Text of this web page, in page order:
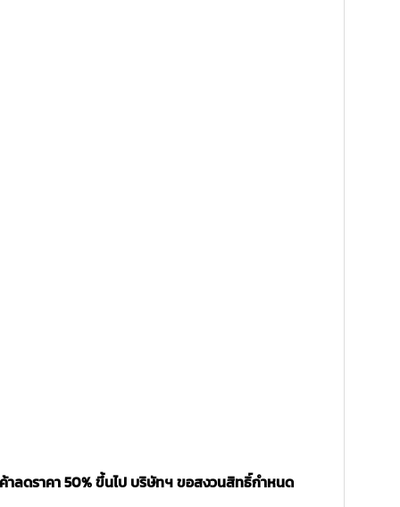
ลดราคา 50% ขึ้นไป บริษัทฯ ขอสงวนสิทธิ์กำหนด